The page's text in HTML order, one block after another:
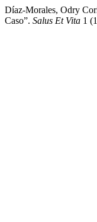
Díaz-Morales, Odry
Caso”. Salus Et Vita 1